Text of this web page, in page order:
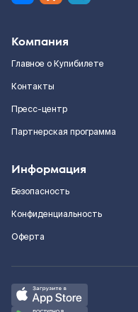
Компания
Главное о Купибилете
Контакты
Пресс-центр
Партнерская программа
Информация
Безопасность
Конфиденциальность
Оферта